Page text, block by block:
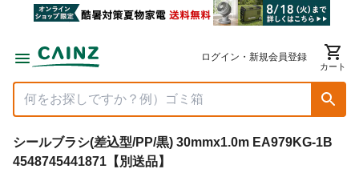
ログイン・新規会員登録
カート
シールブラシ(差込型/PP/黒) 30mmx1.0m EA979KG-1B
4548745441871【別送品】